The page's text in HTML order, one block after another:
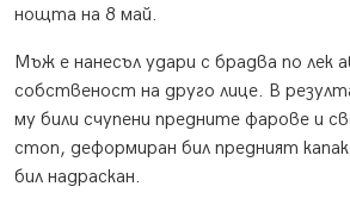
нощта на 8 май.
Мъж е нанесъл удари с брадва по лек
собственост на друго лице. В
му били счупени предните фарове и
стоп, деформиран бил предният
бил надраскан.